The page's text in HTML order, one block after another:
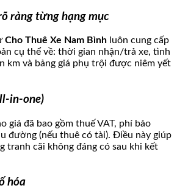
ràng từng hạng mục
Cho Thuê Xe Nam Bình luôn cung cấp
cụ thể về: thời gian nhận/trả xe, tình
km và bảng giá phụ trội được niêm yết
in-one)
giá đã bao gồm thuế VAT, phí bảo
đường (nếu thuê có tài). Điều này giúp
tranh cãi không đáng có sau khi kết
hóa